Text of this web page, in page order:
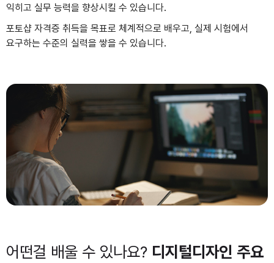
익히고 실무 능력을 향상시킬 수 있습니다.
포토샵 자격증 취득을 목표로 체계적으로 배우고, 실제 시험에서
요구하는 수준의 실력을 쌓을 수 있습니다.
어떤걸 배울 수 있나요? 디지털디자인 주요